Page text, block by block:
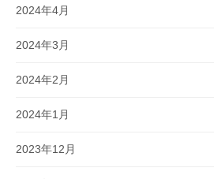
2024年4月
2024年3月
2024年2月
2024年1月
2023年12月